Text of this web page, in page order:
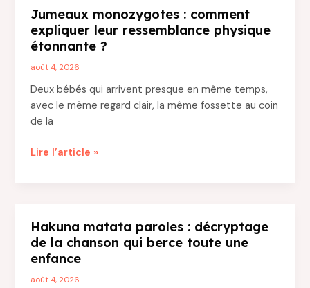
Jumeaux monozygotes : comment
expliquer leur ressemblance physique
étonnante ?
août 4, 2026
Deux bébés qui arrivent presque en même temps,
avec le même regard clair, la même fossette au coin
de la
Jumeaux
leur
ressemblance
physique
étonnante
Lire l’article »
Hakuna matata paroles : décryptage
de la chanson qui berce toute une
enfance
août 4, 2026